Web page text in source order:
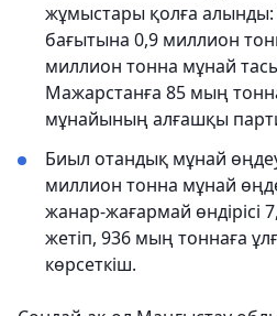
жұмыстары қолға
бағытына 0,9 миллион
миллион тонна мұнай
Мажарстанға 85 мың
мұнайының алғашқы
Биыл отандық мұнай
миллион тонна мұнай
жанар-жағармай өндірісі
жетіп, 936 мың тоннаға
көрсеткіш.